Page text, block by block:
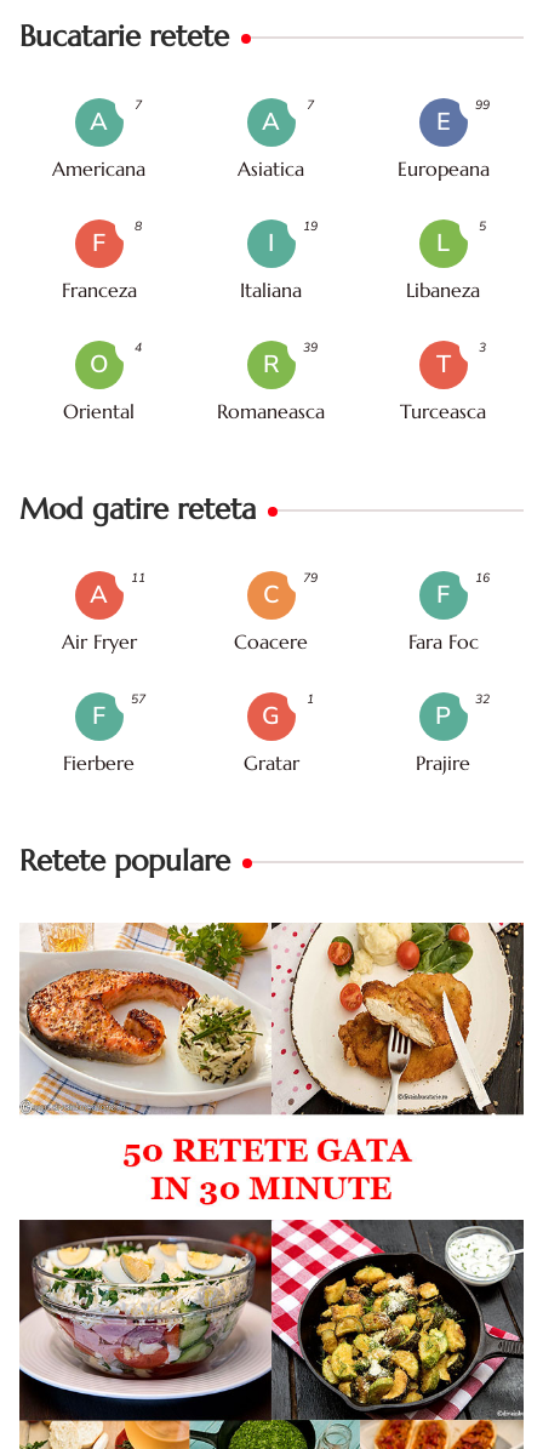
Bucatarie retete
A
Americana
7
A
Asiatica
7
E
Europeana
99
F
Franceza
8
I
Italiana
19
L
Libaneza
5
O
Oriental
4
R
Romaneasca
39
T
Turceasca
3
Mod gatire reteta
A
Air Fryer
11
C
Coacere
79
F
Fara Foc
16
F
Fierbere
57
G
Gratar
1
P
Prajire
32
Retete populare